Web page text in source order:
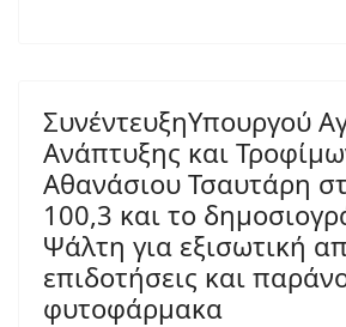
ΣυνέντευξηΥπουργού
Ανάπτυξης και
Αθανάσιου Τσαυτάρη
100,3 και το
Ψάλτη για εξισωτική
επιδοτήσεις και
φυτοφάρμακα